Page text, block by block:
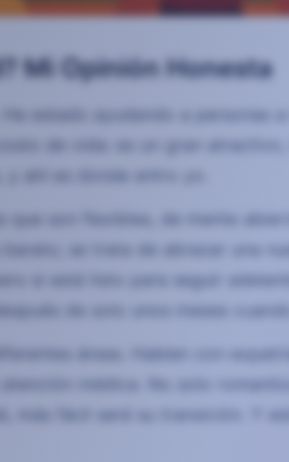
Mi Opinión Honesta
son flexibles, de mente
se trata de abrazar una
si está listo para seguir
de solo unos meses
más fácil será su transición. Y